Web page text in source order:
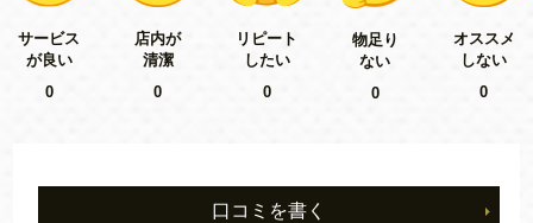
サービス
が良い
0
店内が
清潔
0
リピート
したい
0
物足り
ない
0
オススメ
しない
0
口コミを書く